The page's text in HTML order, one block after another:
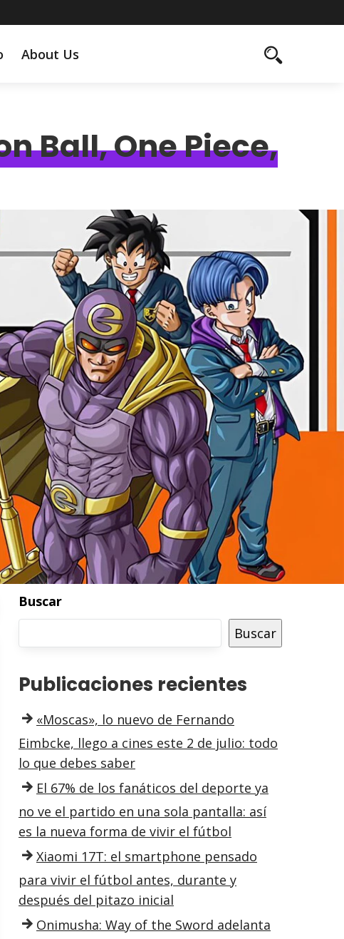
About Us
Ball, One Piece,
Buscar
Buscar
Publicaciones recientes
«Moscas», lo nuevo de Fernando
Eimbcke, llego a cines este 2 de julio: todo
lo que debes saber
El 67% de los fanáticos del deporte ya
no ve el partido en una sola pantalla: así
es la nueva forma de vivir el fútbol
Xiaomi 17T: el smartphone pensado
para vivir el fútbol antes, durante y
después del pitazo inicial
Onimusha: Way of the Sword adelanta